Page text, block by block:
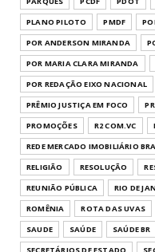
PLANO PILOTO
PMDF
POR ANDERSON MIRANDA
POR MARIA CLARA MIRANDA
POR REDAÇÃO EIXO NACIONAL
PRÊMIO JUSTIÇA EM FOCO
PROMOÇÕES
R2 COM.VC
REDE MERCADO IMOBILIÁRIO
RELIGIÃO
RESOLUÇÃO
REUNIÃO PÚBLICA
RIO DE
ROMÊNIA
ROTA DAS UVAS
SAUDE
SAÚDE SAÚDE BR
SECRETÁRIOS DE ESTADO